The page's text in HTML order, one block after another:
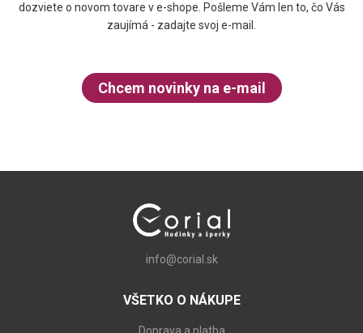
dozviete o novom tovare v e-shope. Pošleme Vám len to, čo Vás
zaujímá - zadajte svoj e-mail.
Chcem novinky na e-mail
info@corial.sk
VŠETKO O NÁKUPE
Doprava a platba